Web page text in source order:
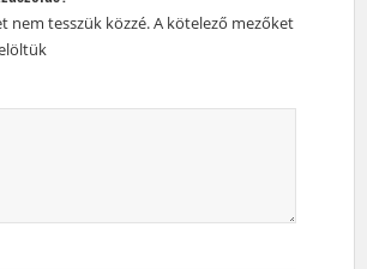
nem tesszük közzé.A kötelező mezőket